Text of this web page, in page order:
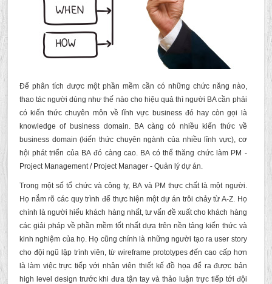
Để phân tích được một phần mềm cần có những chức năng nào,
thao tác người dùng như thế nào cho hiệu quả thì người BA cần phải
có kiến thức chuyên môn về lĩnh vực business đó hay còn gọi là
knowledge of business domain. BA càng có nhiều kiến thức về
business domain (kiến thức chuyên ngành của nhiều lĩnh vực), cơ
hội phát triển của BA đó càng cao. BA có thể thăng chức làm PM -
Project Management / Project Manager - Quản lý dự án.
Trong một số tổ chức và công ty, BA và PM thực chất là một người.
Họ nắm rõ các quy trình để thực hiện một dự án trôi chảy từ A-Z. Họ
chính là người hiểu khách hàng nhất, tư vấn đề xuất cho khách hàng
các giải pháp về phần mềm tốt nhất dựa trên nền tảng kiến thức và
kinh nghiệm của họ. Họ cũng chính là những người tạo ra user story
cho đội ngũ lập trình viên, từ wireframe prototypes đến cao cấp hơn
là làm việc trực tiếp với nhân viên thiết kế đồ họa để ra được bản
high level design trước khi đưa tận tay và thảo luận trực tiếp tới đội